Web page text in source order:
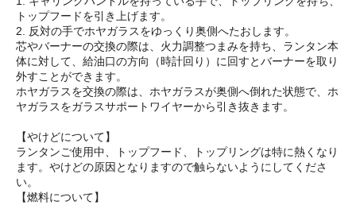
トップフードを引き上げます。
2. 反対の手でホヤガラスをゆっくり奥側へたおします。
芯やバーナーの交換の際は、火力調整つまみを持ち、ランタン本
体に対して、給油口の方向（時計回り）に回すとバーナーを取り
外すことができます。
ホヤガラスを交換の際は、ホヤガラスが奥側へ倒れた状態で、ホ
ヤガラスをガラスサポートワイヤーから引き抜きます。
【やけどについて】
ランタンご使用中、トップフード、トップリングは特に熱くなり
ます。やけどの原因となりますので触らないようにしてくださ
い。
【燃料について】